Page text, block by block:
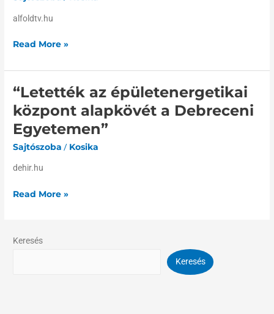
alfoldtv.hu
Read More »
“Letették az épületenergetikai
központ alapkövét a Debreceni
Egyetemen”
Sajtószoba / Kosika
dehir.hu
“Letették
az
épületenergetikai
központ
alapkövét
Debreceni
Read More »
Keresés
Keresés